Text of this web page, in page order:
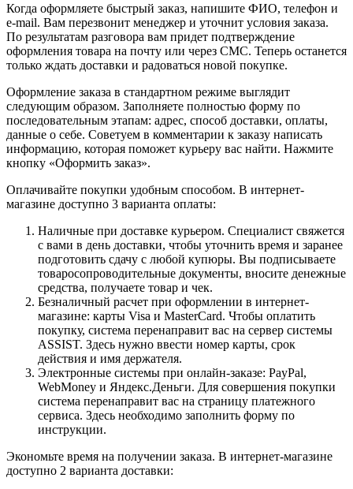
Когда оформляете быстрый заказ, напишите ФИО, телефон и
e-mail. Вам перезвонит менеджер и уточнит условия заказа.
По результатам разговора вам придет подтверждение
оформления товара на почту или через СМС. Теперь останется
только ждать доставки и радоваться новой покупке.
Оформление заказа в стандартном режиме выглядит
следующим образом. Заполняете полностью форму по
последовательным этапам: адрес, способ доставки, оплаты,
данные о себе. Советуем в комментарии к заказу написать
информацию, которая поможет курьеру вас найти. Нажмите
кнопку «Оформить заказ».
Оплачивайте покупки удобным способом. В интернет-
магазине доступно 3 варианта оплаты:
Наличные при доставке курьером. Специалист свяжется
с вами в день доставки, чтобы уточнить время и заранее
подготовить сдачу с любой купюры. Вы подписываете
товаросопроводительные документы, вносите денежные
средства, получаете товар и чек.
Безналичный расчет при оформлении в интернет-
магазине: карты Visa и MasterCard. Чтобы оплатить
покупку, система перенаправит вас на сервер системы
ASSIST. Здесь нужно ввести номер карты, срок
действия и имя держателя.
Электронные системы при онлайн-заказе: PayPal,
WebMoney и Яндекс.Деньги. Для совершения покупки
система перенаправит вас на страницу платежного
сервиса. Здесь необходимо заполнить форму по
инструкции.
Экономьте время на получении заказа. В интернет-магазине
доступно 2 варианта доставки: